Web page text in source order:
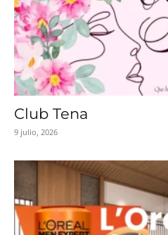
Club Tena
9 julio, 2026